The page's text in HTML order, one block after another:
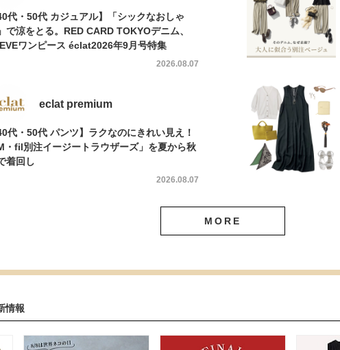
40代・50代 カジュアル】「シックなおしゃ
で涼をとる。RED CARD TOKYOデニム、
ワンピース éclat2026年9月号特集
2026.08.07
eclat premium
代・50代 パンツ】ラクなのにきれい見え！
M・fil別注イージートラウザーズ」を夏から秋
着回し
2026.08.07
MORE
情報